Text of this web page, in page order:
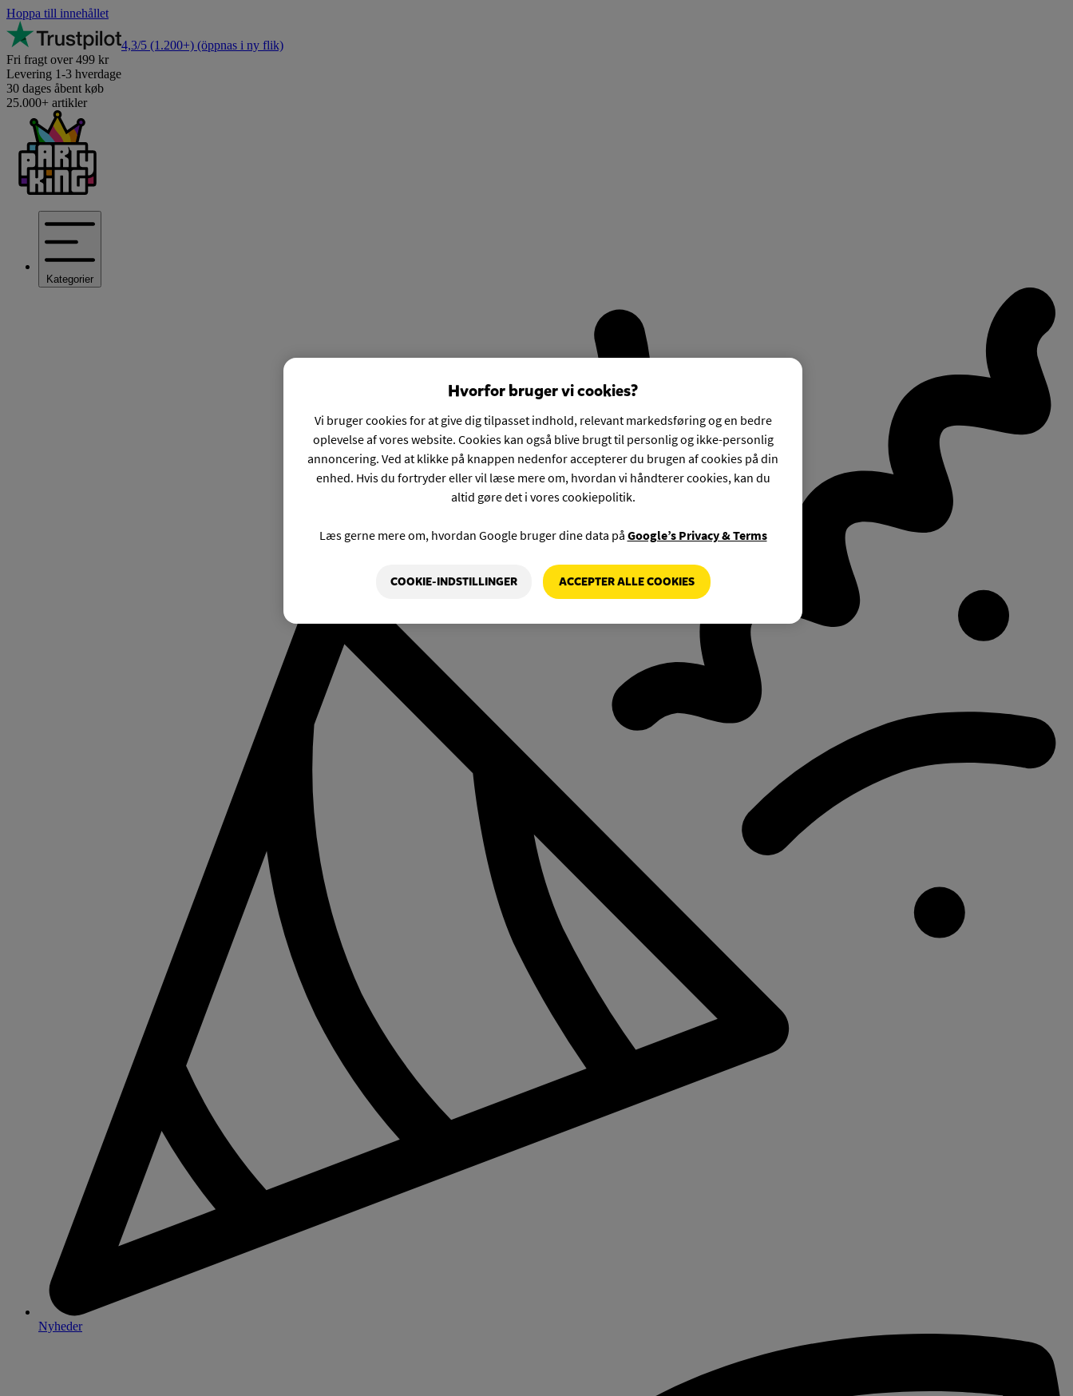
Hoppa till innehållet
4,3/5 (1.200+) (öppnas i ny flik)
Fri fragt over 499 kr
Levering 1-3 hverdage
30 dages åbent køb
25.000+ artikler
Kategorier
Nyheder
Hvorfor bruger vi cookies?
Vi bruger cookies for at give dig tilpasset indhold, relevant markedsføring og en bedre
oplevelse af vores website. Cookies kan også blive brugt til personlig og ikke-personlig
annoncering. Ved at klikke på knappen nedenfor accepterer du brugen af cookies på din
enhed. Hvis du fortryder eller vil læse mere om, hvordan vi håndterer cookies, kan du
altid gøre det i vores cookiepolitik.
Læs gerne mere om, hvordan Google bruger dine data på Google’s Privacy & Terms
COOKIE-INDSTILLINGER ACCEPTER ALLE COOKIES